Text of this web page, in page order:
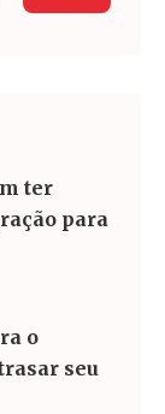
ter
para
o
seu